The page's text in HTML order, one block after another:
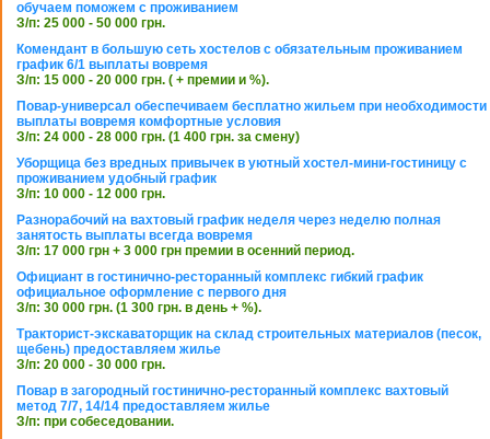
обучаем поможем с проживанием
З/п: 25 000 - 50 000 грн.
Комендант в большую сеть хостелов с обязательным проживанием
график 6/1 выплаты вовремя
З/п: 15 000 - 20 000 грн. ( + премии и %).
Повар-универсал обеспечиваем бесплатно жильем при необходимости
выплаты вовремя комфортные условия
З/п: 24 000 - 28 000 грн. (1 400 грн. за смену)
Уборщица без вредных привычек в уютный хостел-мини-гостиницу с
проживанием удобный график
З/п: 10 000 - 12 000 грн.
Разнорабочий на вахтовый график неделя через неделю полная
занятость выплаты всегда вовремя
З/п: 17 000 грн + 3 000 грн премии в осенний период.
Официант в гостинично-ресторанный комплекс гибкий график
официальное оформление с первого дня
З/п: 30 000 грн. (1 300 грн. в день + %).
Тракторист-экскаваторщик на склад строительных материалов (песок,
щебень) предоставляем жилье
З/п: 20 000 - 30 000 грн.
Повар в загородный гостинично-ресторанный комплекс вахтовый
метод 7/7, 14/14 предоставляем жилье
З/п: при собеседовании.